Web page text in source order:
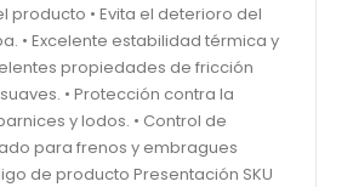
producto • Evita el deterioro del
• Excelente estabilidad térmica y
propiedades de fricción
• Protección contra la
y lodos. • Control de
para frenos y embragues
de producto Presentación SKU